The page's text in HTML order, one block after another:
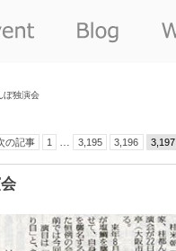
独演会
の記事 1 … 3,195 3,196 3,197